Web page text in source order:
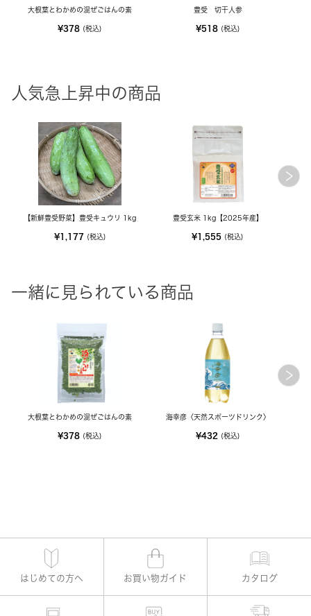
大根葉とわかめの混ぜごはんの素
¥378 (税込)
豊受 切干人参
¥518 (税込)
人気急上昇中の商品
【新鮮豊受野菜】豊受キュウリ 1kg
¥1,177 (税込)
豊受玄米 1kg【2025年産】
¥1,555 (税込)
一緒に見られている商品
大根葉とわかめの混ぜごはんの素
¥378 (税込)
海幸彦〈天然スポーツドリンク〉
¥432 (税込)
はじめての方へ お買い物ガイド カタログ